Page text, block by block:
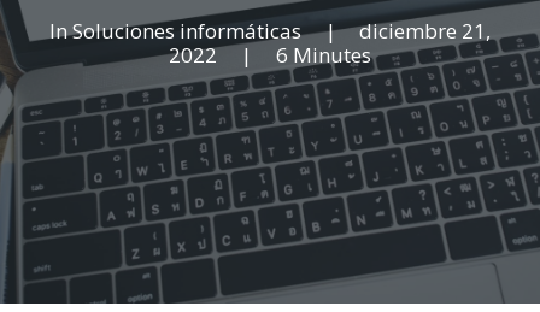
InSoluciones informáticas |
diciembre 21,
2022
| 6 Minutes